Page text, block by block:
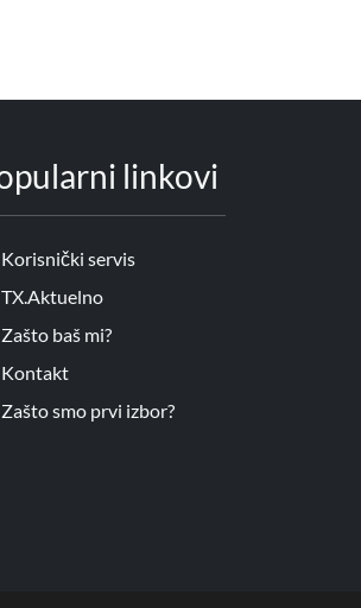
linkovi
Korisnički servis
TX.Aktuelno
Zašto baš mi?
Kontakt
Zašto smo prvi izbor?